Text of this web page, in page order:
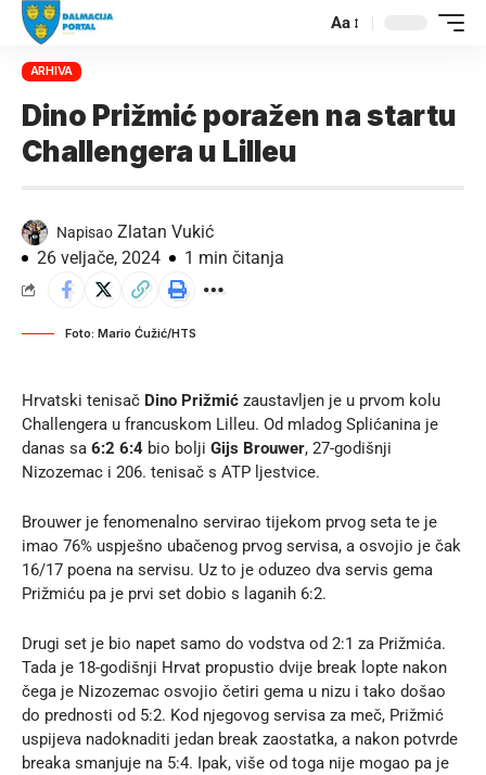
Aa
ARHIVA
Dino Prižmić poražen na startu
Challengera u Lilleu
Napisao Zlatan Vukić
26 veljače, 2024
1 min čitanja
Foto: Mario Ćužić/HTS
Hrvatski tenisač Dino Prižmić zaustavljen je u prvom kolu
Challengera u francuskom Lilleu. Od mladog Splićanina je
danas sa 6:2 6:4 bio bolji Gijs Brouwer, 27-godišnji
Nizozemac i 206. tenisač s ATP ljestvice.
Brouwer je fenomenalno servirao tijekom prvog seta te je
imao 76% uspješno ubačenog prvog servisa, a osvojio je čak
16/17 poena na servisu. Uz to je oduzeo dva servis gema
Prižmiću pa je prvi set dobio s laganih 6:2.
Drugi set je bio napet samo do vodstva od 2:1 za Prižmića.
Tada je 18-godišnji Hrvat propustio dvije break lopte nakon
čega je Nizozemac osvojio četiri gema u nizu i tako došao
do prednosti od 5:2. Kod njegovog servisa za meč, Prižmić
uspijeva nadoknaditi jedan break zaostatka, a nakon potvrde
breaka smanjuje na 5:4. Ipak, više od toga nije mogao pa je